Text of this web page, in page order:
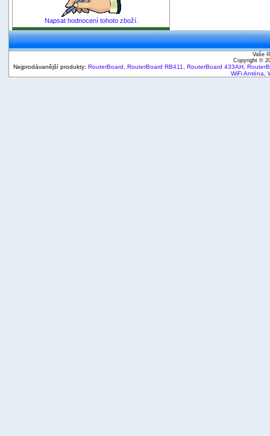
Napsat hodnocení tohoto zboží.
Vaše
Copyright ©
Nejprodávanější produkty: RouterBoard RouterBoard RB411 RouterBoard 433AH
WiFi Anténa